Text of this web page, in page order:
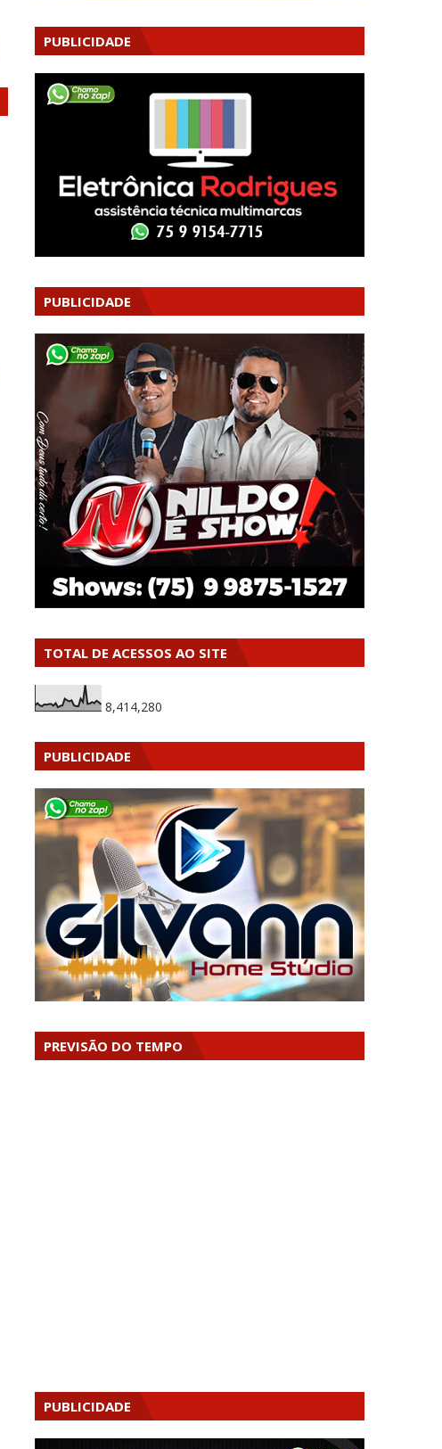
PUBLICIDADE
PUBLICIDADE
TOTAL DE ACESSOS AO SITE
8,414,280
PUBLICIDADE
PREVISÃO DO TEMPO
PUBLICIDADE